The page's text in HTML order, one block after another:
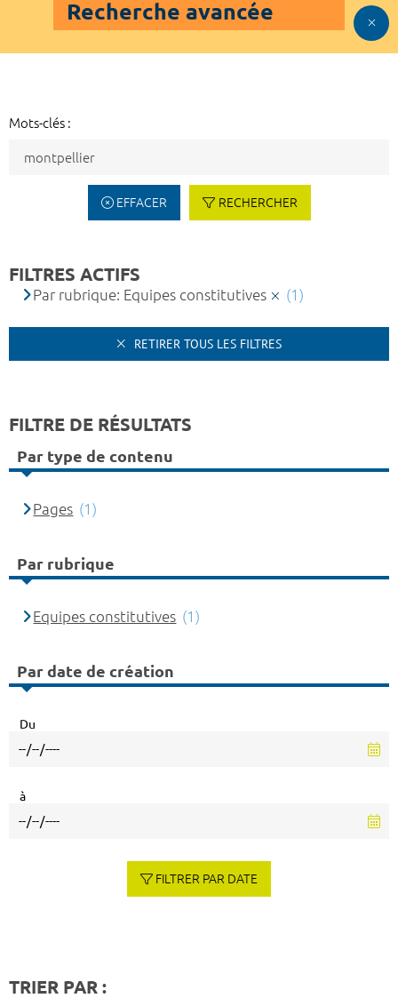
Recherche avancée
Mots-clés :
EFFACER RECHERCHER
FILTRES ACTIFS
Par rubrique: Equipes constitutives (1)
RETIRER TOUS LES FILTRES
FILTRE DE RÉSULTATS
Par type de contenu
Pages (1)
Par rubrique
Equipes constitutives (1)
Par date de création
Du
à
FILTRER PAR DATE
TRIER PAR :